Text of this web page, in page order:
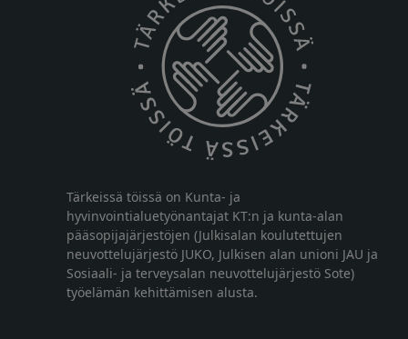
Tärkeissä töissä on Kunta- ja
hyvinvointialuetyönantajat KT:n ja kunta-alan
pääsopijajärjestöjen (Julkisalan koulutettujen
neuvottelujärjestö JUKO, Julkisen alan unioni JAU ja
Sosiaali- ja terveysalan neuvottelujärjestö Sote)
työelämän kehittämisen alusta.